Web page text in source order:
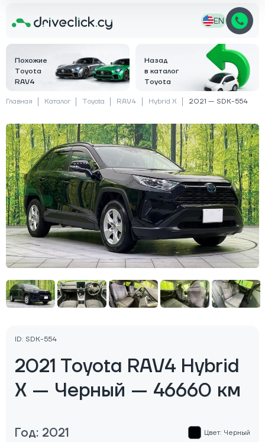
EN
Похожие
Toyota
RAV4
Назад
в каталог
Toyota
Главная Каталог Toyota RAV4 Hybrid X 2021 — SDK-554
ID: SDK-554
2021 Toyota RAV4 Hybrid
X — Черный — 46660 км
Год: 2021 Цвет: Черный